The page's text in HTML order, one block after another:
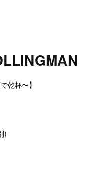
乾杯〜】
)